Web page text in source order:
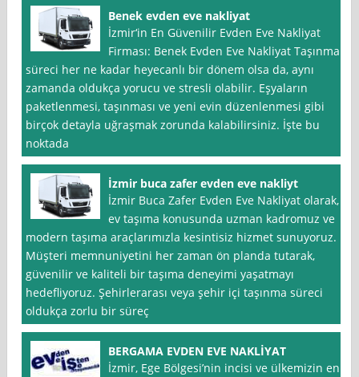
Benek evden eve nakliyat
İzmir‘in En Güvenilir Evden Eve Nakliyat
Firması: Benek Evden Eve Nakliyat Taşınma
süreci her ne kadar heyecanlı bir dönem olsa da, aynı
zamanda oldukça yorucu ve stresli olabilir. Eşyaların
paketlenmesi, taşınması ve yeni evin düzenlenmesi gibi
birçok detayla uğraşmak zorunda kalabilirsiniz. İşte bu
noktada
İzmir buca zafer evden eve nakliyt
İzmir Buca Zafer Evden Eve Nakliyat olarak,
ev taşıma konusunda uzman kadromuz ve
modern taşıma araçlarımızla kesintisiz hizmet sunuyoruz.
Müşteri memnuniyetini her zaman ön planda tutarak,
güvenilir ve kaliteli bir taşıma deneyimi yaşatmayı
hedefliyoruz. Şehirlerarası veya şehir içi taşınma süreci
oldukça zorlu bir süreç
BERGAMA EVDEN EVE NAKLİYAT
İzmir, Ege Bölgesi’nin incisi ve ülkemizin en